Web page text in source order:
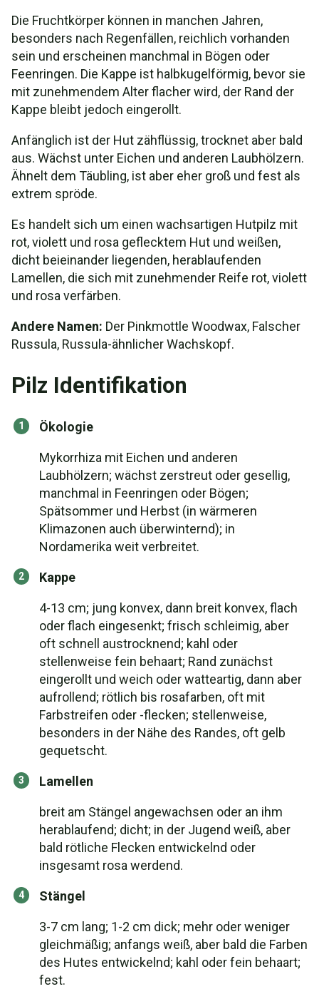
Die Fruchtkörper können in manchen Jahren,
besonders nach Regenfällen, reichlich vorhanden
sein und erscheinen manchmal in Bögen oder
Feenringen. Die Kappe ist halbkugelförmig, bevor sie
mit zunehmendem Alter flacher wird, der Rand der
Kappe bleibt jedoch eingerollt.
Anfänglich ist der Hut zähflüssig, trocknet aber bald
aus. Wächst unter Eichen und anderen Laubhölzern.
Ähnelt dem Täubling, ist aber eher groß und fest als
extrem spröde.
Es handelt sich um einen wachsartigen Hutpilz mit
rot, violett und rosa geflecktem Hut und weißen,
dicht beieinander liegenden, herablaufenden
Lamellen, die sich mit zunehmender Reife rot, violett
und rosa verfärben.
Andere Namen: Der Pinkmottle Woodwax, Falscher
Russula, Russula-ähnlicher Wachskopf.
Pilz Identifikation
Ökologie
Mykorrhiza mit Eichen und anderen
Laubhölzern; wächst zerstreut oder gesellig,
manchmal in Feenringen oder Bögen;
Spätsommer und Herbst (in wärmeren
Klimazonen auch überwinternd); in
Nordamerika weit verbreitet.
Kappe
4-13 cm; jung konvex, dann breit konvex, flach
oder flach eingesenkt; frisch schleimig, aber
oft schnell austrocknend; kahl oder
stellenweise fein behaart; Rand zunächst
eingerollt und weich oder watteartig, dann aber
aufrollend; rötlich bis rosafarben, oft mit
Farbstreifen oder -flecken; stellenweise,
besonders in der Nähe des Randes, oft gelb
gequetscht.
Lamellen
breit am Stängel angewachsen oder an ihm
herablaufend; dicht; in der Jugend weiß, aber
bald rötliche Flecken entwickelnd oder
insgesamt rosa werdend.
Stängel
3-7 cm lang; 1-2 cm dick; mehr oder weniger
gleichmäßig; anfangs weiß, aber bald die Farben
des Hutes entwickelnd; kahl oder fein behaart;
fest.